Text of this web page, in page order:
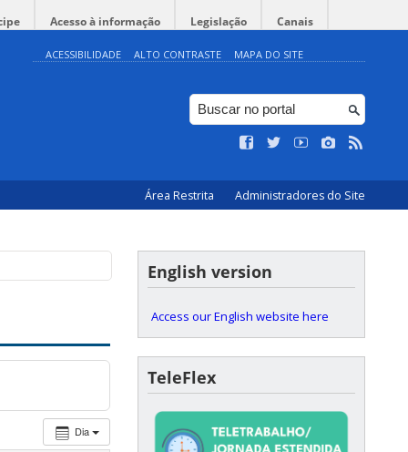
Acesso à informação Legislação Canais
ACESSIBILIDADE ALTO CONTRASTE MAPA DO SITE
Área Restrita Administradores do Site
Dia
English version
Access our English website here
TeleFlex